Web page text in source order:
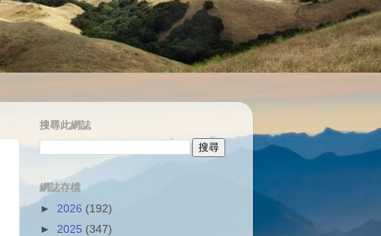
搜尋此網誌
網誌存檔
► 2026 (192)
► 2025 (347)